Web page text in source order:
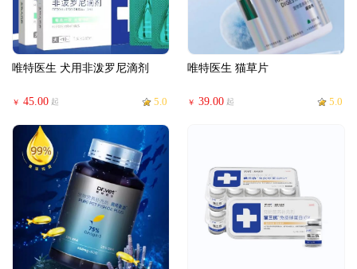
唯特医生 犬用非泼罗尼滴剂
￥ 45.00 起 5.0
唯特医生 猫草片
￥ 39.00 起 5.0